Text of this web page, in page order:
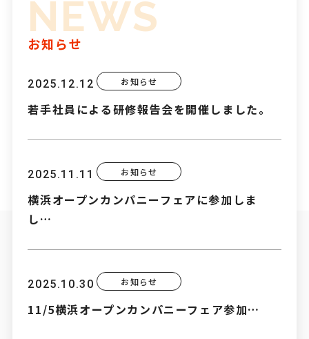
NEWS
お知らせ
2025.12.12 お知らせ
若手社員による研修報告会を開催しました。
2025.11.11 お知らせ
横浜オープンカンパニーフェアに参加しま
し…
2025.10.30 お知らせ
11/5横浜オープンカンパニーフェア参加…